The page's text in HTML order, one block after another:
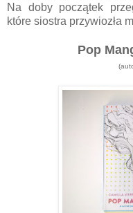
Na doby początek
które siostra przywiozła
Pop